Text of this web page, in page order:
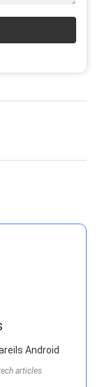
Android
articles